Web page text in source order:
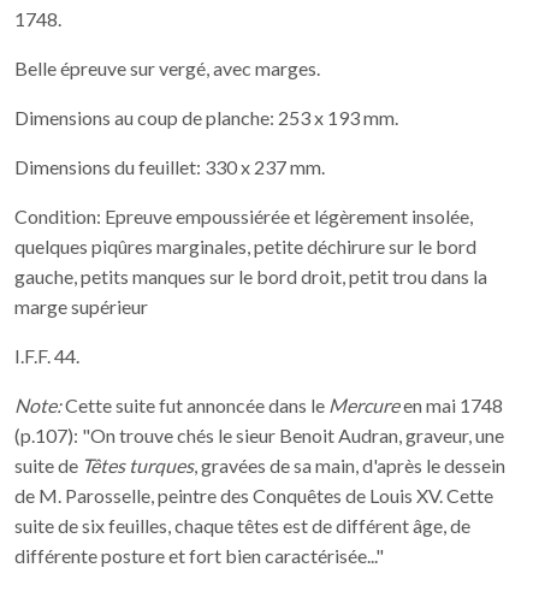
1748.
Belle épreuve sur vergé, avec marges.
Dimensions au coup de planche: 253 x 193 mm.
Dimensions du feuillet: 330 x 237 mm.
Condition: Epreuve empoussiérée et légèrement insolée,
quelques piqûres marginales, petite déchirure sur le bord
gauche, petits manques sur le bord droit, petit trou dans la
marge supérieur
I.F.F. 44.
Note:Cette suite fut annoncée dans le Mercureen mai 1748
(p.107): "On trouve chés le sieur Benoit Audran, graveur, une
suite de Têtes turques, gravées de sa main, d'après le dessein
de M. Parosselle, peintre des Conquêtes de Louis XV. Cette
suite de six feuilles, chaque têtes est de différent âge, de
différente posture et fort bien caractérisée..."